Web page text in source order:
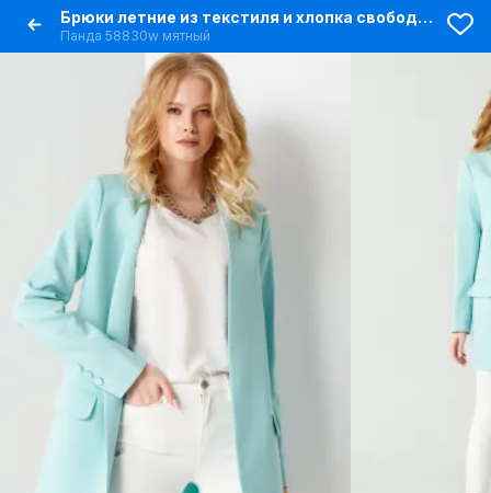
Брюки летние из текстиля и хлопка свободного кроя
Панда 58830w мятный